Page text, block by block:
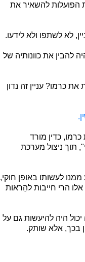
הפועלות להשאיר את
לא לשתפו ולא לידעו.
להבין את כוונותיה של
כרמו? עניין זה נדון
כדין מורד
תוך ניצול מערכת
לעשותו באופן חוקי,
הרי חייבות להֵראות
היה להיעשות גם על
בכך, אלא שותק.